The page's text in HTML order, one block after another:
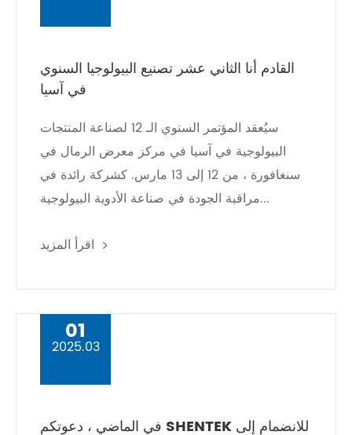
القادم أنا الثاني عشر تصنيع البيولوجيا السنوي
في آسيا
سيُعقد المؤتمر السنوي الـ 12 لصناعة المنتجات
البيولوجية في آسيا في مركز معرض الرمال في
سنغافورة ، من 12 إلى 13 مارس. كشركة رائدة في
مراقبة الجودة في صناعة الأدوية البيولوجية...
01
2025.03
في الماضي ، دعوتكم SHENTEK للانضمام إلى